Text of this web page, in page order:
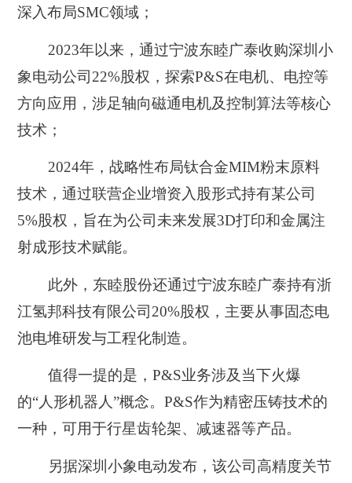
深入布局SMC领域；
2023年以来，通过宁波东睦广泰收购深圳小
象电动公司22%股权，探索P&S在电机、电控等
方向应用，涉足轴向磁通电机及控制算法等核心
技术；
2024年，战略性布局钛合金MIM粉末原料
技术，通过联营企业增资入股形式持有某公司
5%股权，旨在为公司未来发展3D打印和金属注
射成形技术赋能。
此外，东睦股份还通过宁波东睦广泰持有浙
江氢邦科技有限公司20%股权，主要从事固态电
池电堆研发与工程化制造。
值得一提的是，P&S业务涉及当下火爆
的“人形机器人”概念。P&S作为精密压铸技术的
一种，可用于行星齿轮架、减速器等产品。
另据深圳小象电动发布，该公司高精度关节